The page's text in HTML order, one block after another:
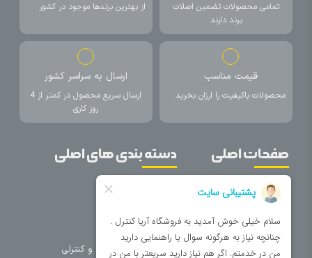
تمامی محصولات تضمین اصلات
برند دارند
از بهترین برندها موجود در کشور
قیمت مناسب
محصولات باکیفیت را ارزان بخرید
ارسال به سراسر کشور
ارسال سریع محصول در کمتر از 4
روز کاری
صفحات اصلی
خانه
درباره ما
تماس با ما
دسته بندی های اصلی
تجهیزات تابلویی
تجهیزات حفاظتی و کنترلی